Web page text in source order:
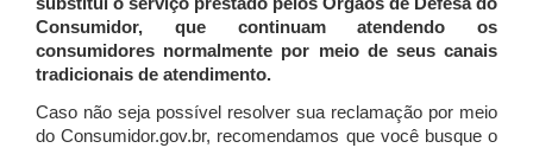
substitui o serviço prestado pelos Órgãos de Defesa do
Consumidor, que continuam atendendo os
consumidores normalmente por meio de seus canais
tradicionais de atendimento.
Caso não seja possível resolver sua reclamação por meio
do Consumidor.gov.br, recomendamos que você busque o